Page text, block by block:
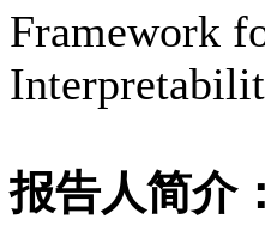
Framework
报告人简介：